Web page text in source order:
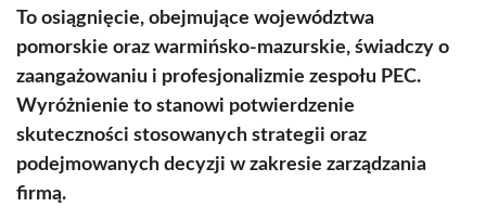
To osiągnięcie, obejmujące województwa
pomorskie oraz warmińsko-mazurskie, świadczy o
zaangażowaniu i profesjonalizmie zespołu PEC.
Wyróżnienie to stanowi potwierdzenie
skuteczności stosowanych strategii oraz
podejmowanych decyzji w zakresie zarządzania
firmą.